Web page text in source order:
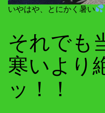
いやはや、とにかく暑い
それでも
寒いより
ッ！！